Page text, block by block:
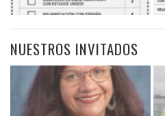
NUESTROS INVITADOS